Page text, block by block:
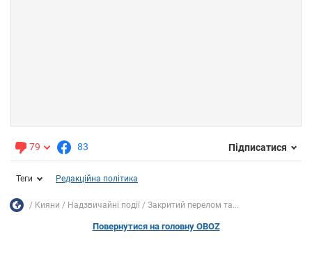
79 83 Підписатися
Теги Редакційна політика
Кияни Надзвичайні події Закритий перелом та...
Повернутися на головну OBOZ